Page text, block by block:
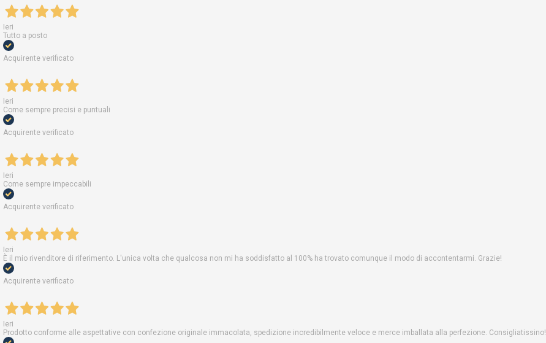
Ieri
Tutto a posto
Acquirente verificato
Ieri
Come sempre precisi e puntuali
Acquirente verificato
Ieri
Come sempre impeccabili
Acquirente verificato
Ieri
È il mio rivenditore di riferimento. L'unica volta che qualcosa non mi ha soddisfatto al 100% ha trovato comunque il modo di accontentarmi. Grazie!
Acquirente verificato
Ieri
Prodotto conforme alle aspettative con confezione originale immacolata, spedizione incredibilmente veloce e merce imballata alla perfezione. Consigliatissino!